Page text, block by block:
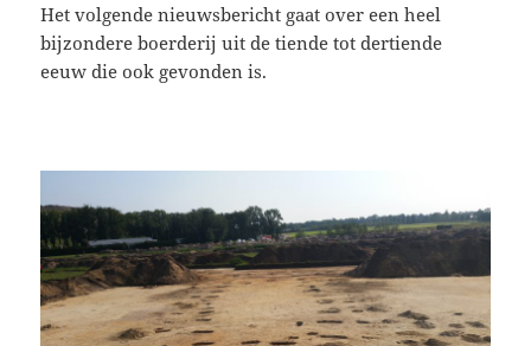
Het volgende nieuwsbericht gaat over een heel
bijzondere boerderij uit de tiende tot dertiende
eeuw die ook gevonden is.